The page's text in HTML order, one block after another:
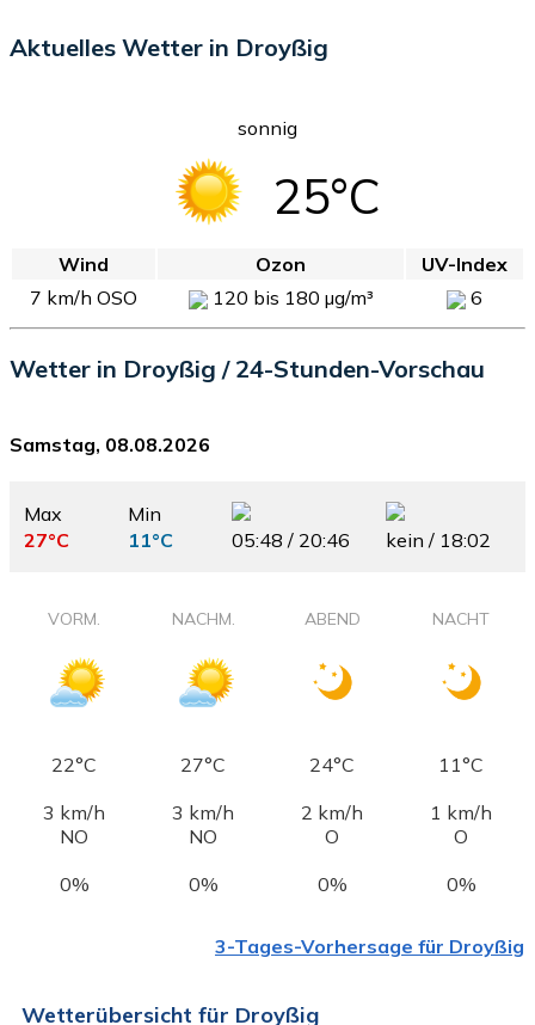
Aktuelles Wetter in Droyßig
sonnig
25°C
Wind Ozon
UV-Index
7 km/h OSO
120 bis 180 µg/m³ 6
Wetter in Droyßig / 24-Stunden-Vorschau
Samstag, 08.08.2026
Max
27°C
Min
11°C
05:48 / 20:46 kein / 18:02
VORM. NACHM. ABEND NACHT
22°C 27°C 24°C
11°C
3 km/h
NO
3 km/h
NO
2 km/h
O
1 km/h
O
0%
0% 0% 0%
3-Tages-Vorhersage für Droyßig
Wetterübersicht für Droyßig